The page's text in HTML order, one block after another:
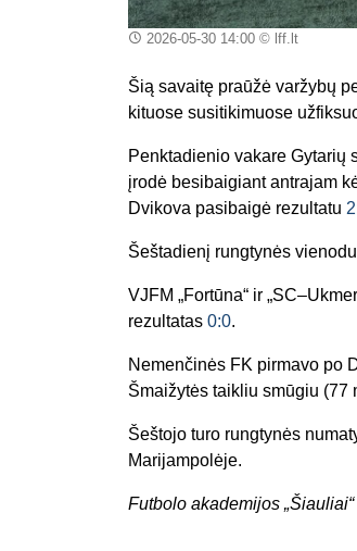
2026-05-30 14:00© lff.lt
Šią savaitę praūžė varžybų
kituose susitikimuose
Penktadienio vakare Gytarių
įrodė besibaigiant antrajam
Dvikova pasibaigė rezultatu
Šeštadienį rungtynės
VJFM „Fortūna“ ir
rezultatas 0:0.
Nemenčinės FK pirmavo po
Šmaižytės taikliu smūgiu (77
Šeštojo turo rungtynės
Marijampolėje.
Futbolo akademijos „Šiauliai“